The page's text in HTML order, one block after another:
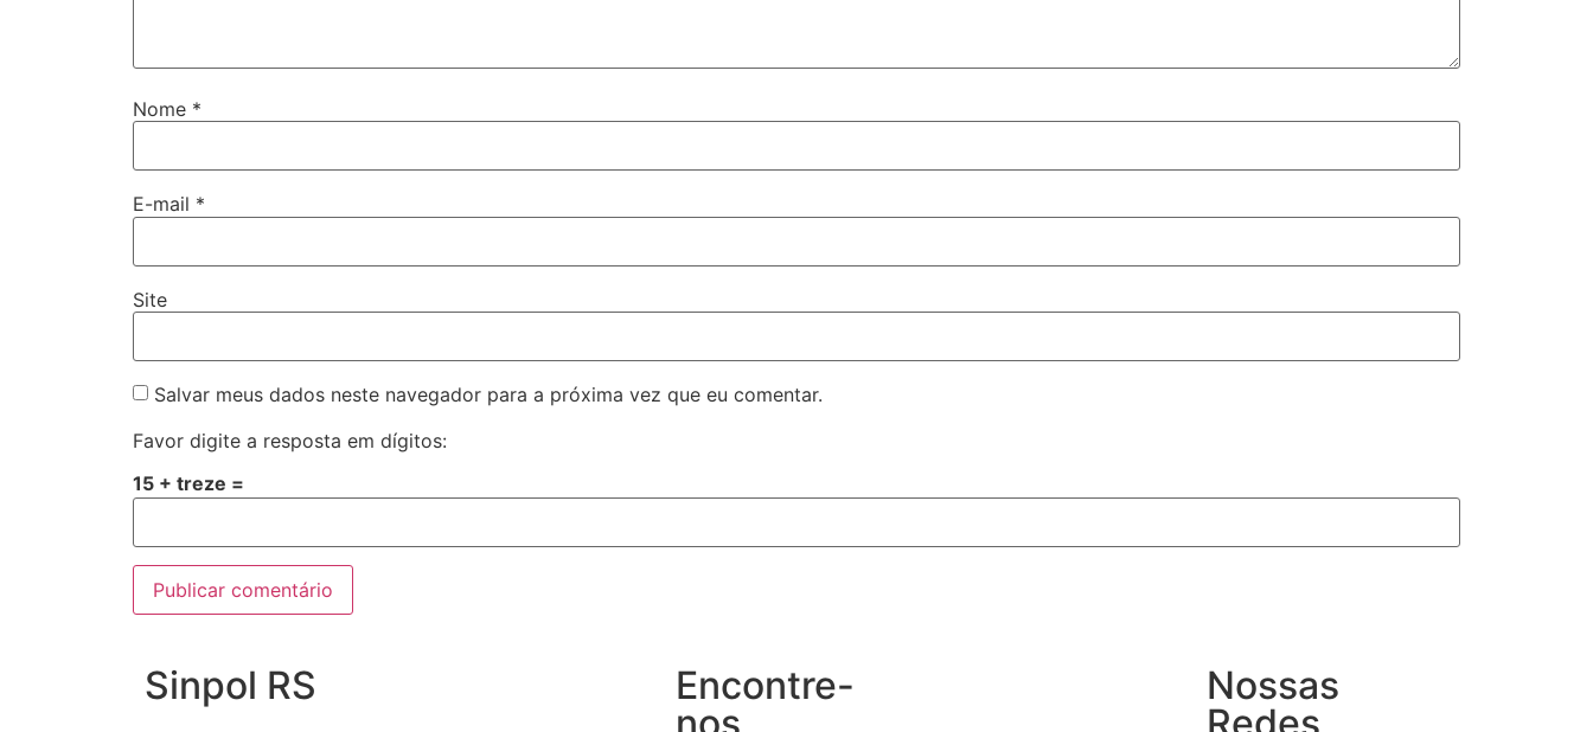
Nome *
E-mail *
Site
Salvar meus dados neste navegador para a próxima vez que eu comentar.
Favor digite a resposta em dígitos:
15 + treze =
Sinpol RS
Encontre-
Nossas